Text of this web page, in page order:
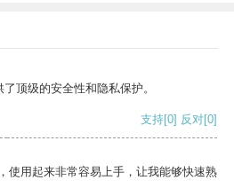
顶级的安全性和隐私保护。
支持[0] 反对[0]
使用起来非常容易上手，让我能够快速熟